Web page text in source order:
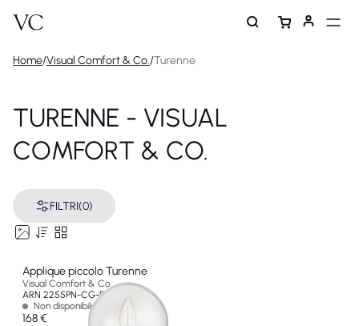
Home/Visual Comfort & Co./Turenne
TURENNE - VISUAL
COMFORT & CO.
FILTRI(0)
Applique piccolo Turenne
Visual Comfort & Co
ARN 2255PN-CG-EU
Non disponibile
168 €